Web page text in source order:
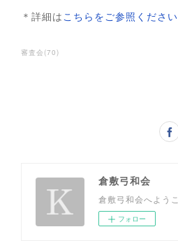
＊詳細はこちらをご参照ください
審査会 (70)
倉敷弓和会
倉敷弓和会へよう
フォロー